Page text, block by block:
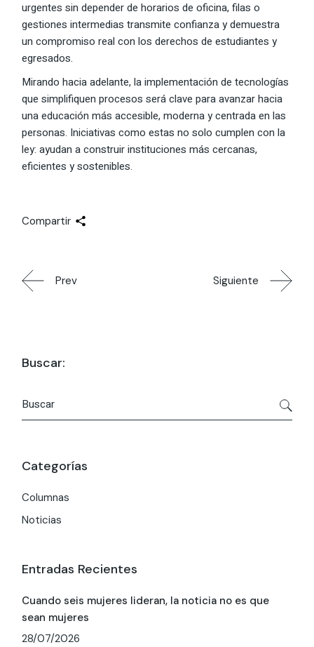
urgentes sin depender de horarios de oficina, filas o
gestiones intermedias transmite confianza y demuestra
un compromiso real con los derechos de estudiantes y
egresados.
Mirando hacia adelante, la implementación de tecnologías
que simplifiquen procesos será clave para avanzar hacia
una educación más accesible, moderna y centrada en las
personas. Iniciativas como estas no solo cumplen con la
ley: ayudan a construir instituciones más cercanas,
eficientes y sostenibles.
Compartir
Prev Siguiente
Buscar:
por:
Categorías
Columnas
Noticias
Entradas Recientes
Cuando seis mujeres lideran, la noticia no es que
sean mujeres
28/07/2026